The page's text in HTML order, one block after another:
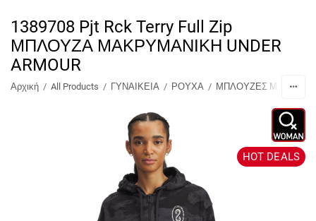
1389708 Pjt Rck Terry Full Zip
ΜΠΛΟΥΖΑ ΜΑΚΡΥΜΑΝΙΚΗ UNDER
ARMOUR
Αρχική / All Products / ΓΥΝΑΙΚΕΙΑ / ΡΟΥΧΑ / ΜΠΛΟΥΖΕΣ